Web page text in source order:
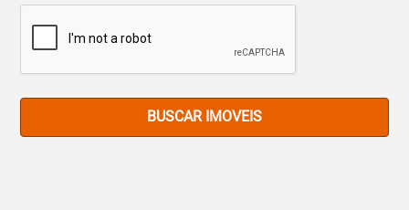
BUSCAR IMOVEIS